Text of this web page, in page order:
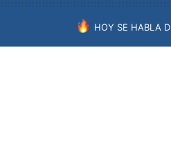
HOY SE HABLA